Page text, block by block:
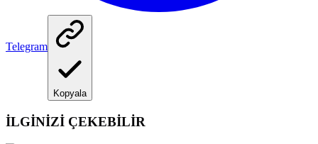
Telegram
Kopyala
İLGİNİZİ ÇEKEBİLİR